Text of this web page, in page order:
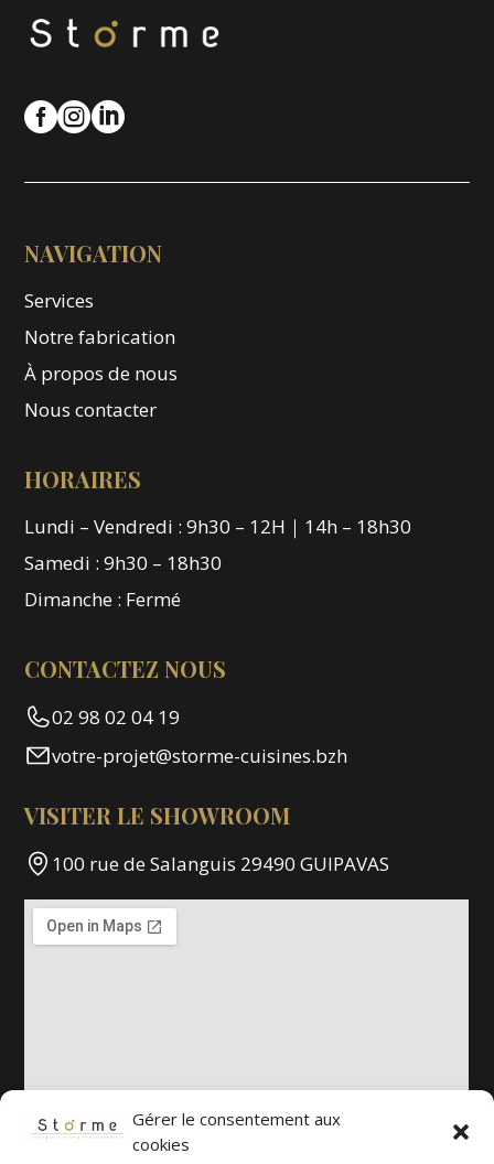
Gérer le consentement aux
cookies

NAVIGATION
Services
Notre fabrication
À propos de nous
Nous contacter
HORAIRES
Lundi – Vendredi : 9h30 – 12H｜14h – 18h30
Samedi : 9h30 – 18h30
Dimanche : Fermé
CONTACTEZ NOUS
02 98 02 04 19
votre-projet@storme-cuisines.bzh
VISITER LE SHOWROOM
100 rue de Salanguis 29490 GUIPAVAS